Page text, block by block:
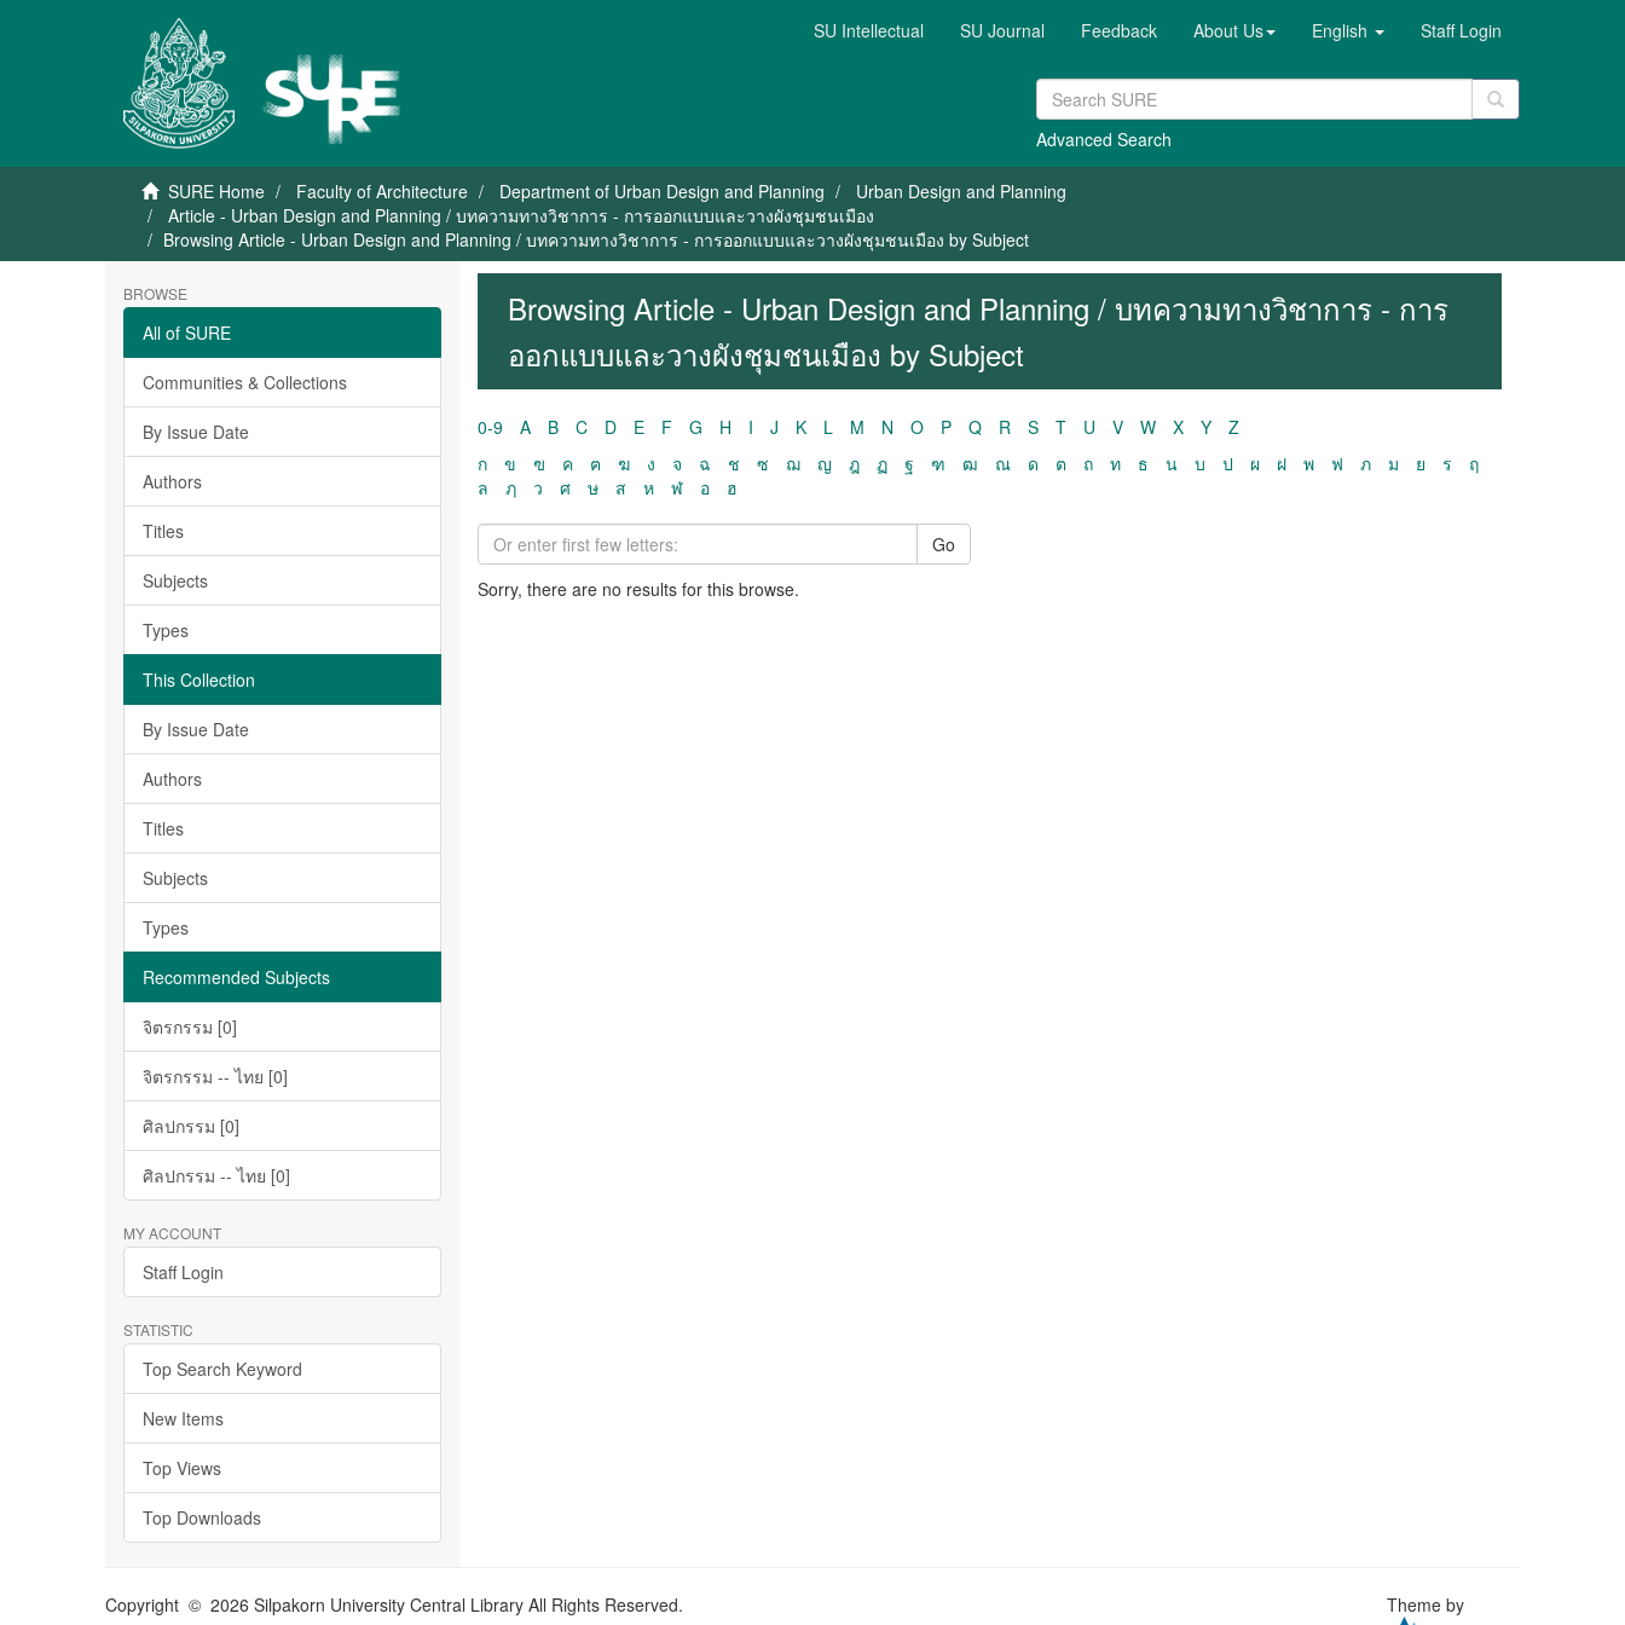
SU Intellectual SU Journal Feedback About Us English Staff Login
Advanced Search
SURE Home Faculty of Architecture Department of Urban Design and Planning
Urban Design and Planning
Article - Urban Design and Planning / บทความทางวิชาการ - การออกแบบและวางผังชุมชนเมือง
Browsing Article - Urban Design and Planning / บทความทางวิชาการ - การออกแบบและวางผังชุมชนเมือง by Subject
BROWSE
All of SURE
Communities & Collections
By Issue Date
Authors
Titles
Subjects
Types
This Collection
By Issue Date
Authors
Titles
Subjects
Types
Recommended Subjects
จิตรกรรม [0]
จิตรกรรม -- ไทย [0]
ศิลปกรรม [0]
ศิลปกรรม -- ไทย [0]
MY ACCOUNT
Staff Login
STATISTIC
Top Search Keyword
New Items
Top Views
Top Downloads
Browsing Article - Urban Design and Planning / บทความทางวิชาการ - การ
ออกแบบและวางผังชุมชนเมือง by Subject
0-9 A B C D E F G H I J K L M N O P Q R S T U V W X Y
Z
ก
ข ฃ ค ฅ ฆ ง จ ฉ ช ซ ฌ ญ ฎ ฏ ฐ ฑ ฒ ณ ด ต ถ ท ธ น บ ป ผ ฝ พ ฟ ภ ม ย ร
ฤ
ล
ฦ ว ศ ษ ส ห ฬ อ ฮ
Go
Sorry, there are no results for this browse.
Copyright © 2026 Silpakorn University Central Library All Rights Reserved. Theme by